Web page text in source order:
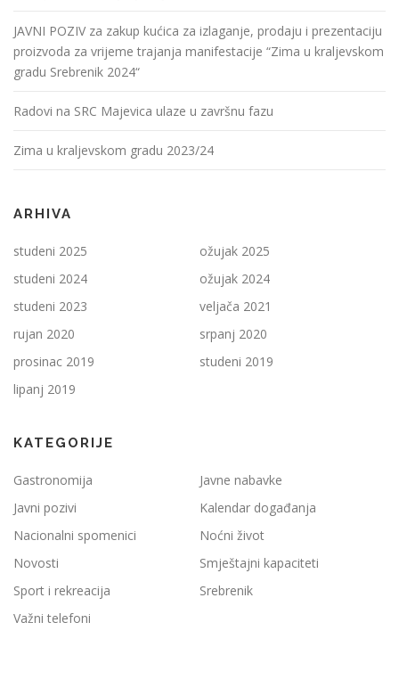
JAVNI POZIV za zakup kućica za izlaganje, prodaju i prezentaciju
proizvoda za vrijeme trajanja manifestacije “Zima u kraljevskom
gradu Srebrenik 2024“
Radovi na SRC Majevica ulaze u završnu fazu
Zima u kraljevskom gradu 2023/24
ARHIVA
studeni 2025
ožujak 2025
studeni 2024
ožujak 2024
studeni 2023
veljača 2021
rujan 2020
srpanj 2020
prosinac 2019
studeni 2019
lipanj 2019
KATEGORIJE
Gastronomija
Javne nabavke
Javni pozivi
Kalendar događanja
Nacionalni spomenici
Noćni život
Novosti
Smještajni kapaciteti
Sport i rekreacija
Srebrenik
Važni telefoni